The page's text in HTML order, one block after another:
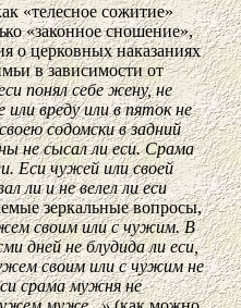
«телесное сожитие»
«законное сношение»,
о церковных наказаниях
в зависимости от
понял себе жену, не
вреду или в пяток не
содомски в задний
не сысал ли еси. Срама
Еси чужей или своей
ли и не велел ли еси
зеркальные вопросы,
своим или с чужим. В
дней не блудида ли еси,
своим или с чужим не
срама мужня не